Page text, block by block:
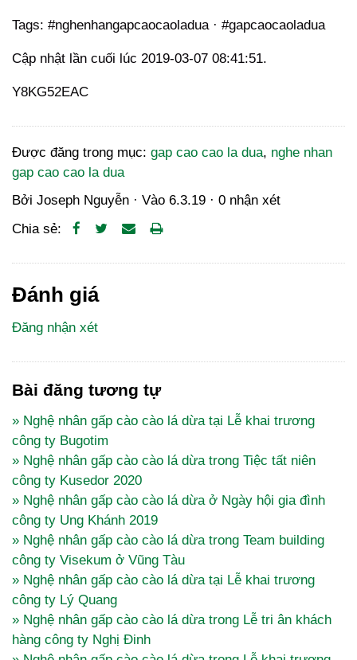
Tags: #nghenhangapcaocaoladua · #gapcaocaoladua
Cập nhật lần cuối lúc 2019-03-07 08:41:51.
Y8KG52EAC
Được đăng trong mục: gap cao cao la dua, nghe nhan
gap cao cao la dua
Bởi Joseph Nguyễn · Vào 6.3.19 · 0 nhận xét
Chia sẻ:
Đánh giá
Đăng nhận xét
Bài đăng tương tự
» Nghệ nhân gấp cào cào lá dừa tại Lễ khai trương
công ty Bugotim
» Nghệ nhân gấp cào cào lá dừa trong Tiệc tất niên
công ty Kusedor 2020
» Nghệ nhân gấp cào cào lá dừa ở Ngày hội gia đình
công ty Ung Khánh 2019
» Nghệ nhân gấp cào cào lá dừa trong Team building
công ty Visekum ở Vũng Tàu
» Nghệ nhân gấp cào cào lá dừa tại Lễ khai trương
công ty Lý Quang
» Nghệ nhân gấp cào cào lá dừa trong Lễ tri ân khách
hàng công ty Nghị Đinh